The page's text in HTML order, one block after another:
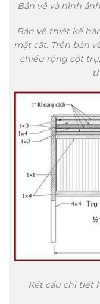
Bản vẽ và hình
Bản vẽ thiết kế
mặt cắt. Trên bản
chiều rộng cột
Kết cấu chi tiết